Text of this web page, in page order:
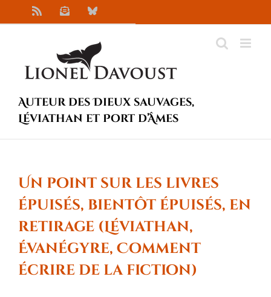
au
NewsletterBluesky
Auteur des Dieux sauvages,
Léviathan et Port d’Âmes
Un point sur les livres
épuisés, bientôt épuisés, en
retirage (Léviathan,
Évanégyre, Comment
écrire de la fiction)